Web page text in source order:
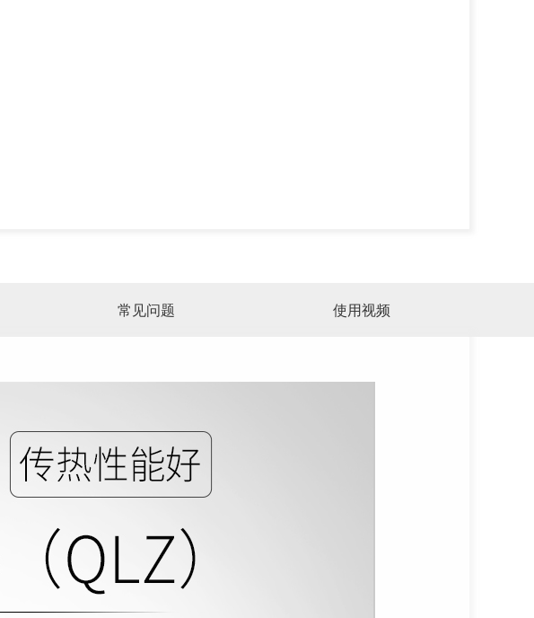
常见问题 使用视频